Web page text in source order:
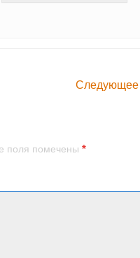
Следующее
поля помечены*